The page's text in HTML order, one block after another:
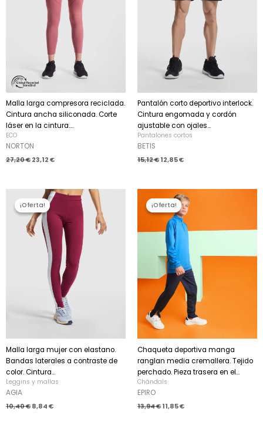
Malla larga compresora reciclada.
Cintura ancha siliconada. Corte
láser en la cintura....
ECO
NORTON
27,20€ 23,12 €
Pantalón corto deportivo interlock.
Cintura engomada y cordón
ajustable con ojales...
Pantalones cortos
BETIS
15,12€ 12,85€
¡Oferta!
Malla larga mujer con elastano.
Bandas laterales a contraste de
color. Cintura...
¡Oferta!
Leggins y mallas
AGIA
10,40€
precio
original
era:
10,40 €.
8,84 €
El
precio
es:
8,84 €.
¡Oferta!
Chaqueta deportiva manga
ranglan media cremallera. Tejido
perchado. Pieza trasera en el...
¡Oferta!
Chándals
EPIRO
13,94€
precio
original
era:
13,94 €.
11,85€
precio
actual
es:
11,85 €.